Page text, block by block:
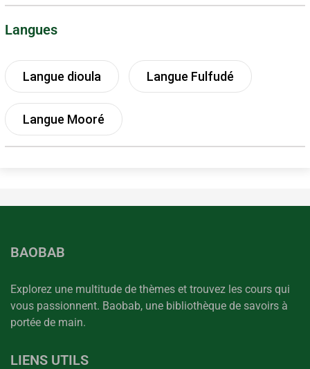
Langues
Langue dioula Langue Fulfudé
Langue Mooré
BAOBAB
Explorez une multitude de thèmes et trouvez les cours qui
vous passionnent. Baobab, une bibliothèque de savoirs à
portée de main.
LIENS UTILS